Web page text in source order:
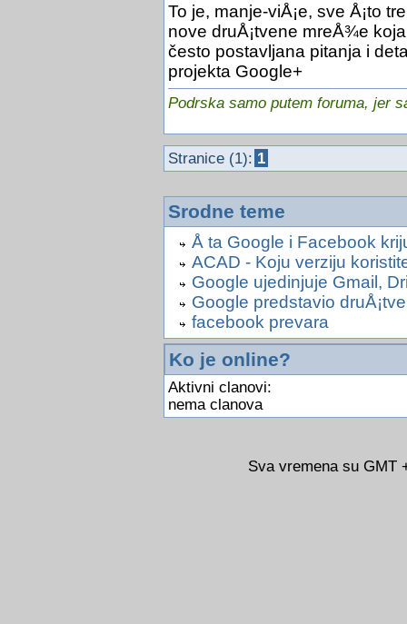
To je, manje-viÅ¡e, sve Å¡to
nove druÅ¡tvene mreÅ¾e
često postavljana pitanja i
projekta Google+
Podrska samo putem foruma, jer
Stranice (1): 1
Srodne teme
Å ta Google i Facebook
ACAD - Koju verziju
Google ujedinjuje Gmail,
Google predstavio
facebook prevara
Ko je online?
Aktivni clanovi:
nema clanova
Sva vremena su GMT